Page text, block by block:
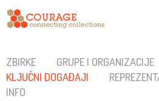
ZBIRKE GRUPE I ORGANIZACIJE
KLJUČNI DOGAĐAJI
INFO